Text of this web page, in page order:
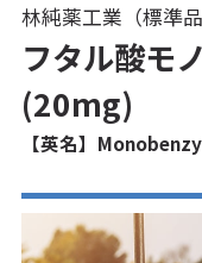
林純薬工業（標準品
フタル酸モ
(20mg)
【英名】